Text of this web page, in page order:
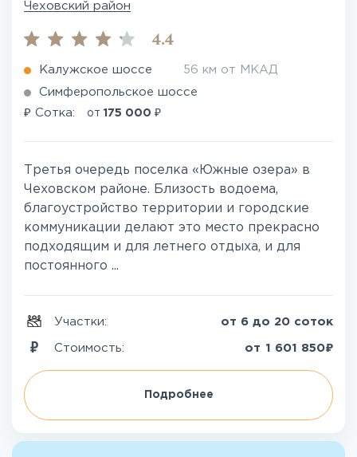
Чеховский район
4.4
Калужское шоссе 56 км от МКАД
Симферопольское шоссе
₽ Сотка: от 175 000 ₽
Третья очередь поселка «Южные озера» в
Чеховском районе. Близость водоема,
благоустройство территории и городские
коммуникации делают это место прекрасно
подходящим и для летнего отдыха, и для
постоянного ...
Участки: от 6 до 20 соток
Стоимость: от 1 601 850₽
Подробнее